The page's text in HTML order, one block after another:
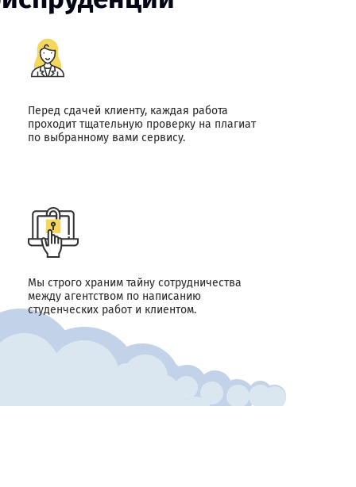
Перед сдачей клиенту, каждая работа
проходит тщательную проверку на плагиат
по выбранному вами сервису.
Мы строго храним тайну сотрудничества
между агентством по написанию
студенческих работ и клиентом.